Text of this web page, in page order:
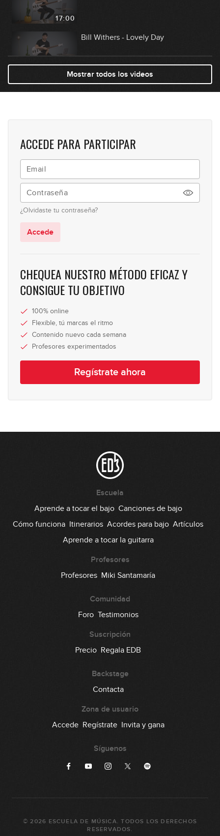
17:00
17:01
Bill Withers - Lovely Day
Chic - I Want your Love
GRATIS
23:10
Californication
Mostrar todos los videos
ACCEDE PARA PARTICIPAR
¿Olvidaste tu contraseña?
Accede
CHEQUEA NUESTRO MÉTODO EFICAZ Y
CONSIGUE TU OBJETIVO
100% online
Flexible, tú marcas el ritmo
Contenido nuevo cada semana
Profesores experimentados
Regístrate ahora
Escuela
Aprende a tocar el bajo Canciones de bajo
Cómo funciona Itinerarios Acordes para bajo Artículos
Aprende a tocar la guitarra
Profesores
Profesores Miki Santamaría
Comunidad
Foro Testimonios
Suscripción
Precio Regala EDB
Backstage
Contacta
Zona de usuario
Accede Regístrate Invita y gana
Síguenos
©2026 ESCUELA DE MÚSICA. TODOS LOS DERECHOS
RESERVADOS.